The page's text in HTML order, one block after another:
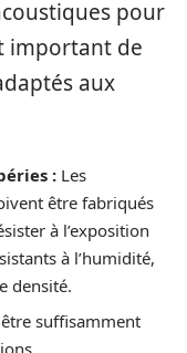
pour
important de
aux
: Les
être fabriqués
à l’exposition
à l’humidité,
densité.
suffisamment